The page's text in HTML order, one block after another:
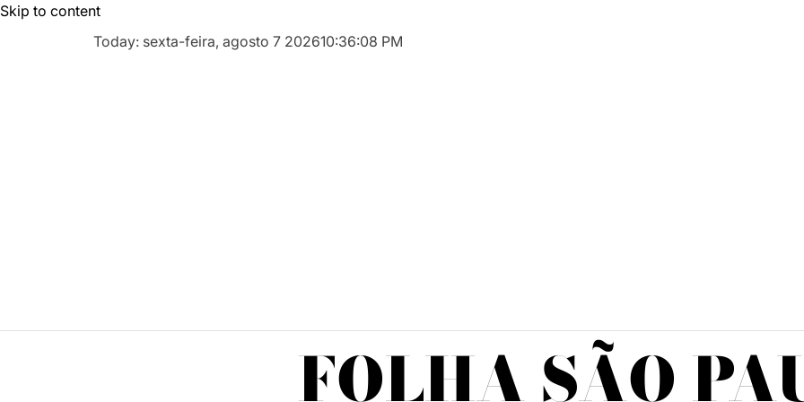
Skip to content
Today: sexta-feira, agosto 7 202610:36:09 PM
FOLHA SÃO